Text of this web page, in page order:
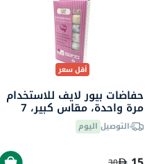
أقل سعر
حفاضات بيور لايف للاستخدام
مرة واحدة، مقاس كبير، 7
قطعالتوصيل اليوم